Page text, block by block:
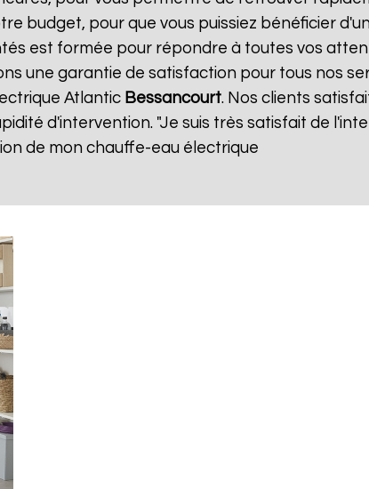
budget, pour que vous puissiez bénéficier
est formée pour répondre à toutes vos
une garantie de satisfaction pour tous nos
Atlantic Bessancourt. Nos clients
d'intervention. "Je suis très satisfait de
de mon chauffe-eau électrique